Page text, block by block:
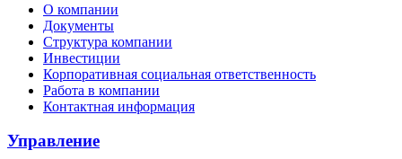
О компании
Документы
Структура компании
Инвестиции
Корпоративная социальная ответственность
Работа в компании
Контактная информация
Управление